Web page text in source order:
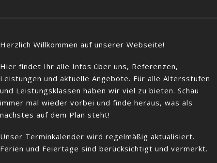
Herzlich Willkommen auf unserer Webseite!
Hier findet Ihr alle Infos über uns, Referenzen,
Leistungen und aktuelle Angebote. Für alle Altersstufen
und Leistungsklassen haben wir viel zu bieten. Schau
immer mal wieder vorbei und finde heraus, was als
nächstes auf dem Plan steht!
Unser Terminkalender wird regelmäßig aktualisiert.
Ferien und Feiertage sind berücksichtigt und vermerkt.